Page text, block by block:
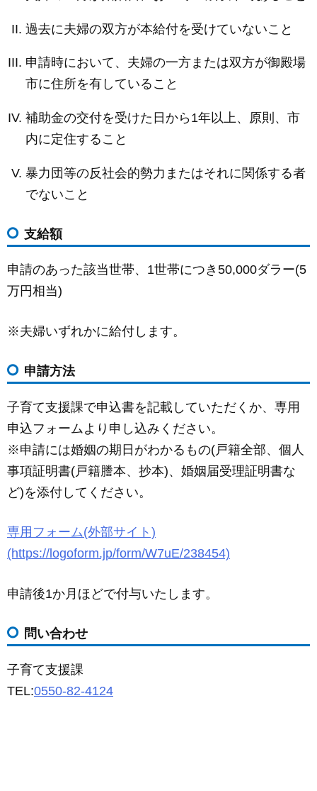
過去に夫婦の双方が本給付を受けていないこと
申請時において、夫婦の一方または双方が御殿場
市に住所を有していること
補助金の交付を受けた日から1年以上、原則、市
内に定住すること
暴力団等の反社会的勢力またはそれに関係する者
でないこと
支給額
申請のあった該当世帯、1世帯につき50,000ダラー(5
万円相当)
※夫婦いずれかに給付します。
申請方法
子育て支援課で申込書を記載していただくか、専用
申込フォームより申し込みください。
※申請には婚姻の期日がわかるもの(戸籍全部、個人
事項証明書(戸籍謄本、抄本)、婚姻届受理証明書な
ど)を添付してください。
専用フォーム(外部サイト)
(https://logoform.jp/form/W7uE/238454)
申請後1か月ほどで付与いたします。
問い合わせ
子育て支援課
TEL:0550-82-4124